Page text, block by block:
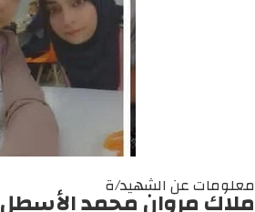
معلومات عن الشهيد/ة
ملاك مروان محمد الأسطل